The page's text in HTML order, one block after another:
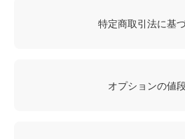
特定商取引法に基
オプションの値